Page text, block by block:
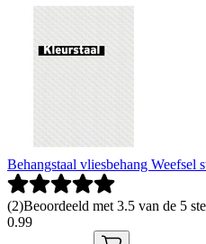
Behangstaal vliesbehang Weefsel
(2)Beoordeeld met 3.5 van de 5
0.99